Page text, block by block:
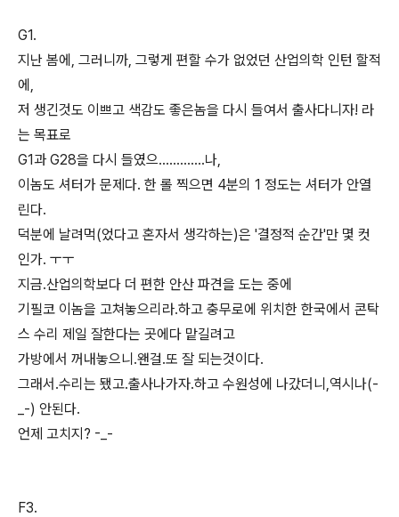
G1.
지난 봄에, 그러니까, 그렇게 편할 수가 없었던 산업의학 인턴 할적
에,
저 생긴것도 이쁘고 색감도 좋은놈을 다시 들여서 출사다니자! 라
는 목표로
G1과 G28을 다시 들였으.............나,
이놈도 셔터가 문제다. 한 롤 찍으면 4분의 1 정도는 셔터가 안열
린다.
덕분에 날려먹(었다고 혼자서 생각하는)은 '결정적 순간'만 몇 컷
인가. ㅜㅜ
지금.산업의학보다 더 편한 안산 파견을 도는 중에
기필코 이놈을 고쳐놓으리라.하고 충무로에 위치한 한국에서 콘탁
스 수리 제일 잘한다는 곳에다 맡길려고
가방에서 꺼내놓으니.왠걸.또 잘 되는것이다.
그래서.수리는 됐고.출사나가자.하고 수원성에 나갔더니,역시나(-
_-) 안된다.
언제 고치지? -_-
F3.